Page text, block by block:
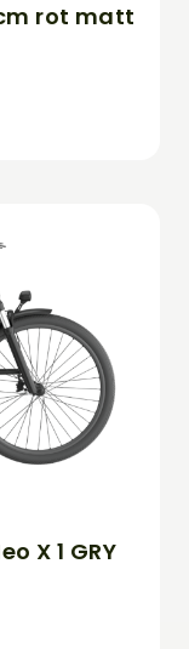
rot matt
X 1 GRY